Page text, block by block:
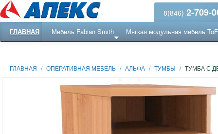
8(846) 2-709-
ГЛАВНАЯ Мебель Fabian Smith Мягкая модульная мебель
ГЛАВНАЯ / ОПЕРАТИВНАЯ МЕБЕЛЬ / АЛЬФА / ТУМБЫ / ТУМБА С